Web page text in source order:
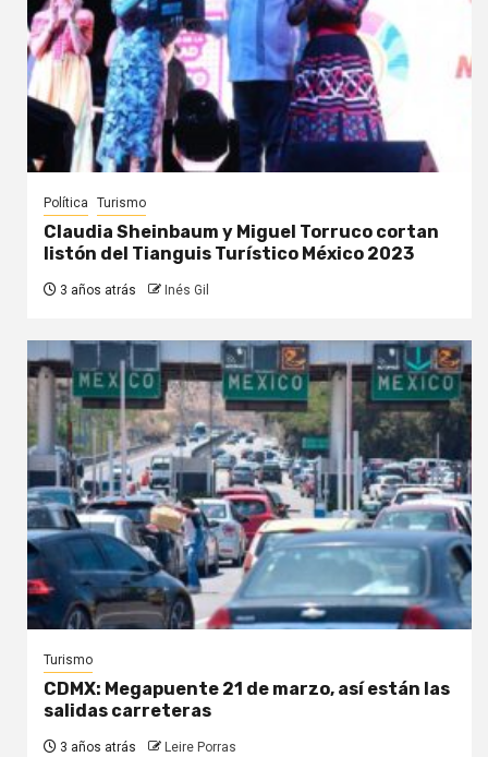
Política Turismo
Claudia Sheinbaum y Miguel Torruco cortan
listón del Tianguis Turístico México 2023
3 años atrás Inés Gil
Turismo
CDMX: Megapuente 21 de marzo, así están las
salidas carreteras
3 años atrás Leire Porras